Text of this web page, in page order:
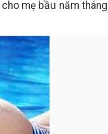
mẹ bầu năm tháng